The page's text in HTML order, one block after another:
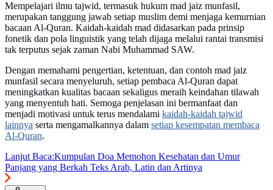
Mempelajari ilmu tajwid, termasuk hukum mad jaiz munfasil,
merupakan tanggung jawab setiap muslim demi menjaga kemurnian
bacaan Al-Quran. Kaidah-kaidah mad didasarkan pada prinsip
fonetik dan pola linguistik yang telah dijaga melalui rantai transmisi
tak terputus sejak zaman Nabi Muhammad SAW.
Dengan memahami pengertian, ketentuan, dan contoh mad jaiz
munfasil secara menyeluruh, setiap pembaca Al-Quran dapat
meningkatkan kualitas bacaan sekaligus meraih keindahan tilawah
yang menyentuh hati. Semoga penjelasan ini bermanfaat dan
menjadi motivasi untuk terus mendalami kaidah-kaidah tajwid
lainnya serta mengamalkannya dalam setiap kesempatan membaca
Al-Quran.
Lanjut Baca:Kumpulan Doa Memohon Kesehatan dan Umur
Panjang yang Berkah Teks Arab, Latin dan Artinya